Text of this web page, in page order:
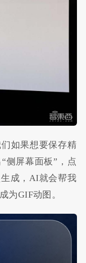
如果想要保存精
侧屏幕面板”，点
成，AI就会帮我
为GIF动图。